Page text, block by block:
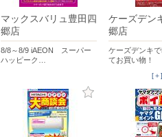
マックスバリュ豊田四
郷店
8/8～8/9 iAEON スーパー
ハッピーク…
ケーズデン
郷店
ケーズデンキ
てお買い物！
[＋